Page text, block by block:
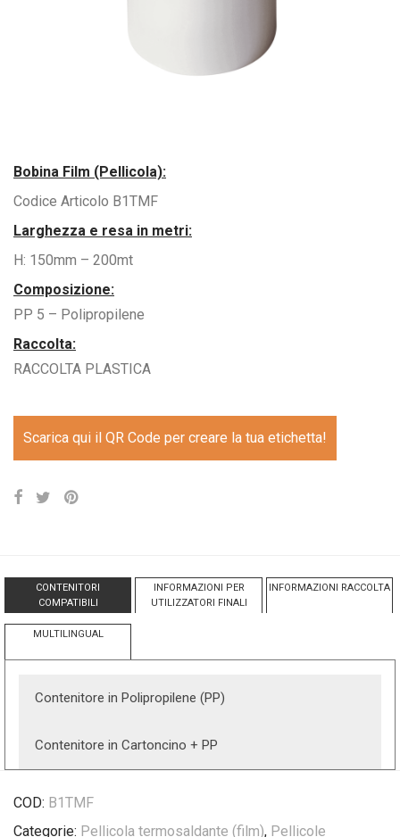
Bobina Film (Pellicola):
Codice Articolo B1TMF
Larghezza e resa in metri:
H: 150mm – 200mt
Composizione:
PP 5 – Polipropilene
Raccolta:
RACCOLTA PLASTICA
Scarica qui il QR Code per creare la tua etichetta!
CONTENITORI
COMPATIBILI
INFORMAZIONI PER
UTILIZZATORI FINALI
INFORMAZIONI RACCOLTA
MULTILINGUAL
Contenitore in Polipropilene (PP)
Contenitore in Cartoncino + PP
COD: B1TMF
Categorie: Pellicola termosaldante (film), Pellicole